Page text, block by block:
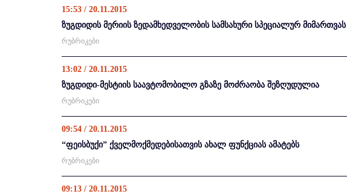
15:53 / 20.11.2015
ზუგდიდის მერიის ზედამხედველობის სამსახური სპეციალურ
რუბრიკები
13:02 / 20.11.2015
ზუგდიდი-მესტიის საავტომობილო გზაზე მოძრაობა შეზღუდულია
რუბრიკები
09:54 / 20.11.2015
“ფეისბუქი” ქველმოქმედებისათვის ახალ ფუნქციას ამატებს
რუბრიკები
09:13 / 20.11.2015